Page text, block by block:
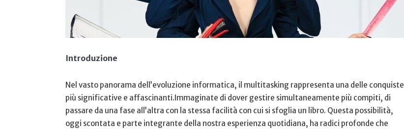
Introduzione
Nel‌ vasto panorama dell’evoluzione informatica, il multitasking ‍rappresenta una​ delle conquiste
più significative e affascinanti.Immaginate di dover gestire simultaneamente più compiti, ‍di
passare​ da una fase​ all’altra ⁢con la ‌stessa facilità con cui si​ sfoglia un⁢ libro. Questa possibilità,
oggi scontata e parte integrante ‌della nostra esperienza quotidiana, ha radici profonde ‍che